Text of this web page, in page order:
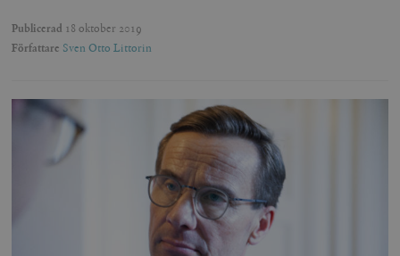
Publicerad 18 oktober 2019
Författare Sven Otto Littorin